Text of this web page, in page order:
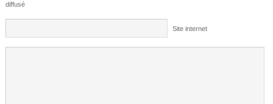
diffusé
Site internet